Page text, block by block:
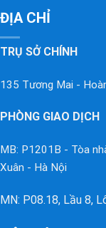
ĐỊA CHỈ
TRỤ SỞ CHÍNH
135 Tương Mai -
PHÒNG GIAO DỊCH
MB: P1201B - Tòa
Xuân - Hà Nội
MN: P08.18, Lầu 8,